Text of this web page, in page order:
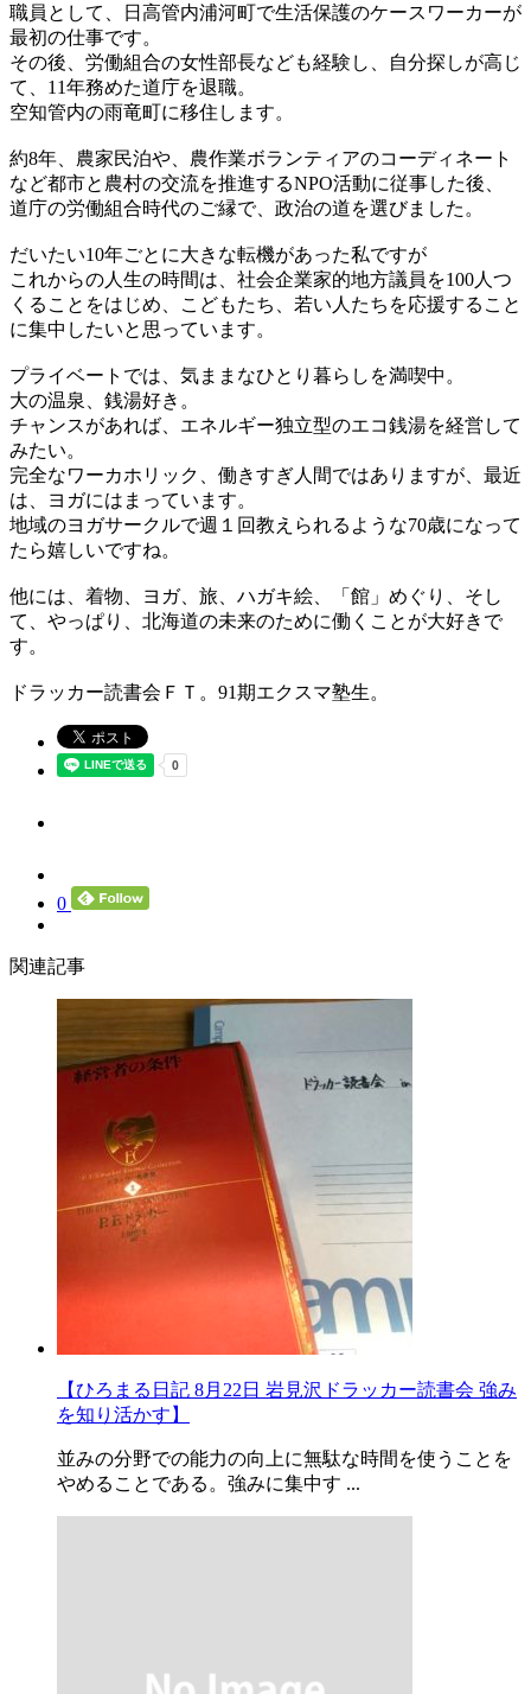
職員として、日高管内浦河町で生活保護のケースワーカーが
最初の仕事です。
その後、労働組合の女性部長なども経験し、自分探しが高じ
て、11年務めた道庁を退職。
空知管内の雨竜町に移住します。
約8年、農家民泊や、農作業ボランティアのコーディネート
など都市と農村の交流を推進するNPO活動に従事した後、
道庁の労働組合時代のご縁で、政治の道を選びました。
だいたい10年ごとに大きな転機があった私ですが
これからの人生の時間は、社会企業家的地方議員を100人つ
くることをはじめ、こどもたち、若い人たちを応援すること
に集中したいと思っています。
プライベートでは、気ままなひとり暮らしを満喫中。
大の温泉、銭湯好き。
チャンスがあれば、エネルギー独立型のエコ銭湯を経営して
みたい。
完全なワーカホリック、働きすぎ人間ではありますが、最近
は、ヨガにはまっています。
地域のヨガサークルで週１回教えられるような70歳になって
たら嬉しいですね。
他には、着物、ヨガ、旅、ハガキ絵、「館」めぐり、そし
て、やっぱり、北海道の未来のために働くことが大好きで
す。
ドラッカー読書会ＦＴ。91期エクスマ塾生。
0
関連記事
【ひろまる日記 8月22日 岩見沢ドラッカー読書会 強み
を知り活かす】
並みの分野での能力の向上に無駄な時間を使うことを
やめることである。強みに集中す ...